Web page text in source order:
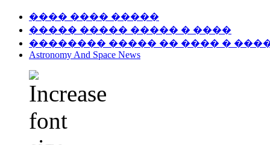
���� ���� �����
����� ����� ����� � ����
�������� ����� �� ���� �
Astronomy And Space News